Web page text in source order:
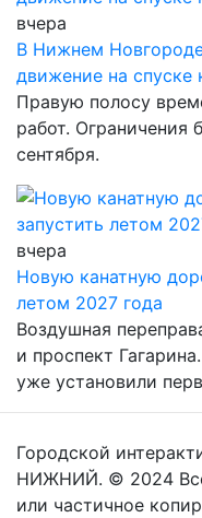
вчера
В Нижнем Новгороде
движение на
Правую полосу
работ. Ограничения
сентября.
вчера
Новую канатную
летом 2027 года
Воздушная
и проспект
уже установили
Городской
НИЖНИЙ. © 2024
или частичное